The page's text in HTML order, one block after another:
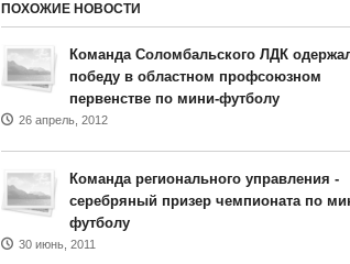
ПОХОЖИЕ НОВОСТИ
Команда Соломбальского ЛДК
победу в областном профсоюзном
первенстве по мини-футболу
26 апрель, 2012
Команда регионального управления -
серебряный призер чемпионата по
футболу
30 июнь, 2011